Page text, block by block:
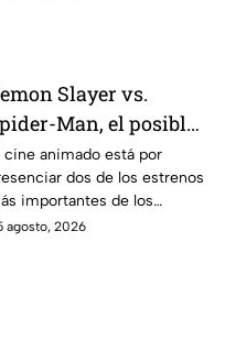
Slayer vs.
Man, el posible
enfrentamiento
taquilla del 2027
cine animado está por
dos de los estrenos
importantes de los
años.
agosto, 2026